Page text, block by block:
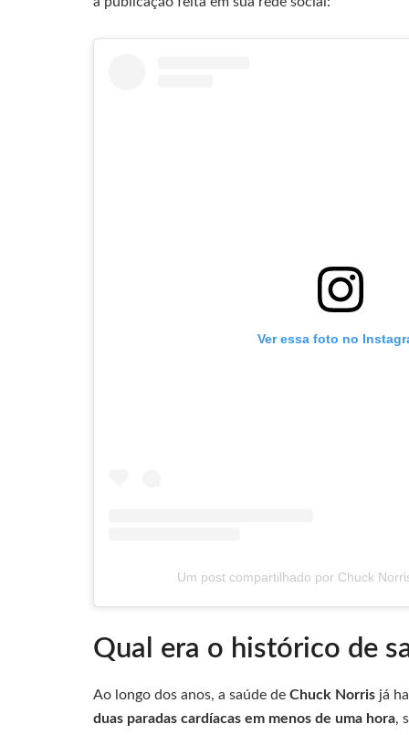
Ver essa foto no
Um post compartilhado por Chuck
Qual era o histórico de
Ao longo dos anos, a saúde de Chuck Norris já
duas paradas cardíacas em menos de uma hora,